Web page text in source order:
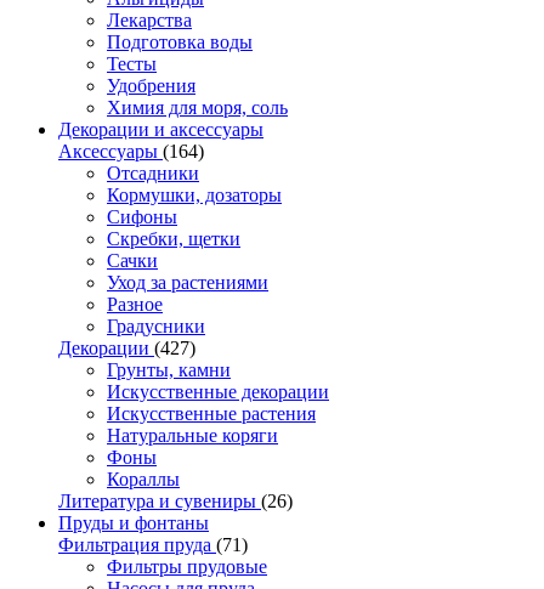
Лекарства
Подготовка воды
Тесты
Удобрения
Химия для моря, соль
Декорации и аксессуары
Аксессуары (164)
Отсадники
Кормушки, дозаторы
Сифоны
Скребки, щетки
Сачки
Уход за растениями
Разное
Градусники
Декорации (427)
Грунты, камни
Искусственные декорации
Искусственные растения
Натуральные коряги
Фоны
Кораллы
Литература и сувениры (26)
Пруды и фонтаны
Фильтрация пруда (71)
Фильтры прудовые